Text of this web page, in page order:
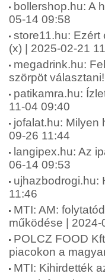
bollershop.hu: A
05-14 09:58
store11.hu:
(x) | 2025-02-21
megadrink.hu:
szörpöt
patikamra.hu:
11-04 09:40
jofalat.hu: Milyen
09-26 11:44
langipex.hu: Az
06-14 09:53
ujhazbodrogi.hu:
11:46
MTI: AM:
működése | 2024-
POLCZ FOOD
piacokon a
MTI: Kihirdették